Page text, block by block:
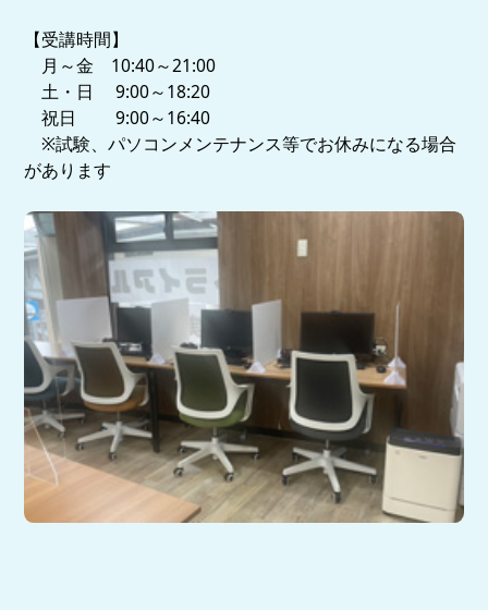
【受講時間】
月～金 10:40～21:00
土・日 9:00～18:20
祝日 9:00～16:40
※試験、パソコンメンテナンス等でお休みになる場合
があります